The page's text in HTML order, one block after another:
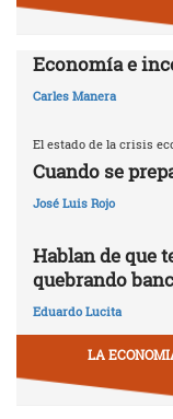
Economía e
Carles Manera
El estado de la crisis
Cuando se
José Luis Rojo
Hablan de que
quebrando
Eduardo Lucita
LA